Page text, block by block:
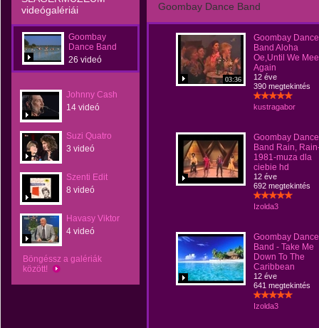
videógalériái
Goombay
Dance Band
26 videó
Johnny Cash
14 videó
Suzi Quatro
3 videó
Szenti Edit
8 videó
Havasy Viktor
4 videó
Böngéssz a galériák
között!
Goombay Dance Band
03:36
Goombay Dance
Band Aloha
Oe,Until We
Again
12 éve
390 megtekintés
kustragabor
Goombay Dance
Band Rain,
1981-muza dla
ciebie hd
12 éve
692 megtekintés
Izolda3
Goombay Dance
Band - Take Me
Down To The
Caribbean
12 éve
641 megtekintés
Izolda3